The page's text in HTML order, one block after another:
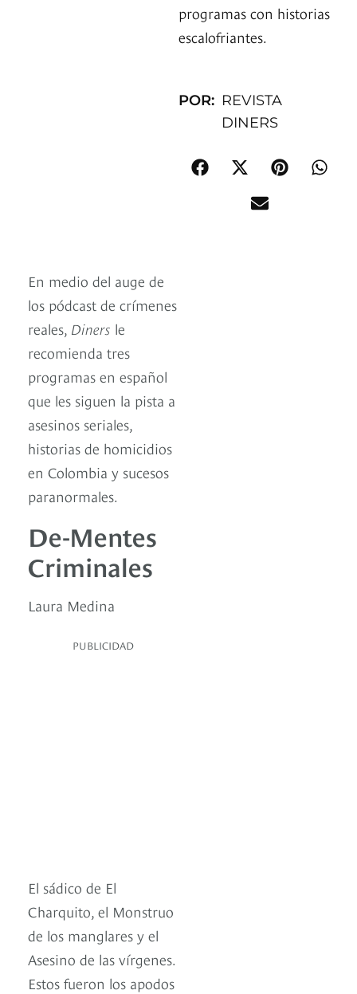
programas con historias
escalofriantes.
POR: REVISTA
DINERS
En medio del auge de
los pódcast de crímenes
reales, Diners le
recomienda tres
programas en español
que les siguen la pista a
asesinos seriales,
historias de homicidios
en Colombia y sucesos
paranormales.
De-Mentes
Criminales
Laura Medina
PUBLICIDAD
El sádico de El
Charquito, el Monstruo
de los manglares y el
Asesino de las vírgenes.
Estos fueron los apodos